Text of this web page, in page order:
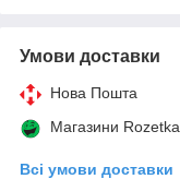
Умови доставки
Нова Пошта
Магазини Rozetka
Всі умови доставки